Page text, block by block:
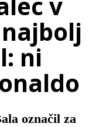
ni
označil za